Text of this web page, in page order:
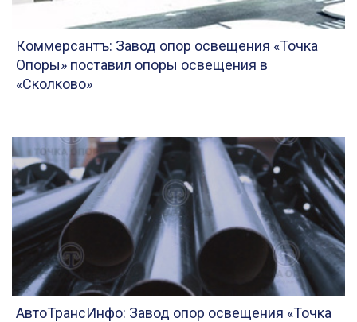
Коммерсантъ: Завод опор освещения «Точка
Опоры» поставил опоры освещения в
«Сколково»
АвтоТрансИнфо: Завод опор освещения «Точка